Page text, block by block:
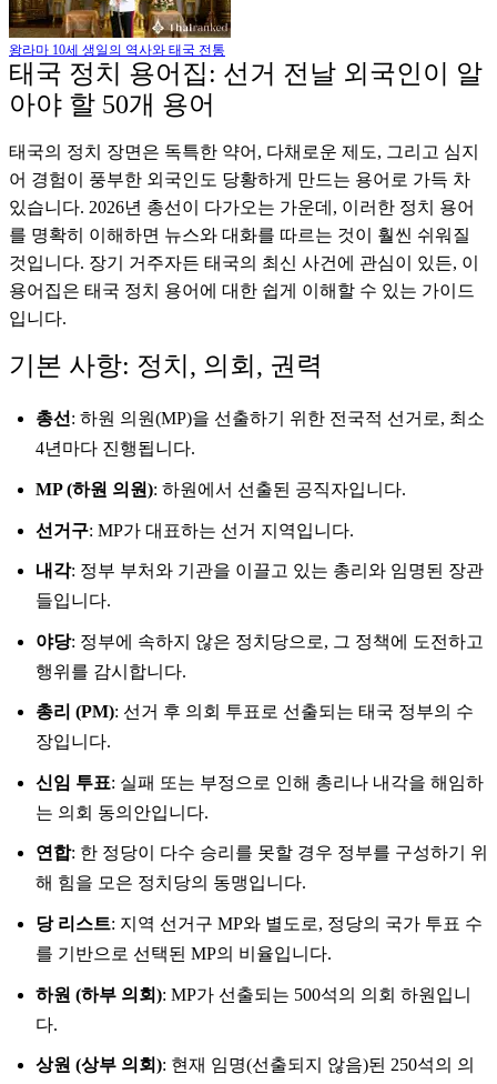
왕라마 10세 생일의 역사와 태국 전통
태국 정치 용어집: 선거 전날 외국인이 알
아야 할 50개 용어
태국의 정치 장면은 독특한 약어, 다채로운 제도, 그리고 심지
어 경험이 풍부한 외국인도 당황하게 만드는 용어로 가득 차
있습니다. 2026년 총선이 다가오는 가운데, 이러한 정치 용어
를 명확히 이해하면 뉴스와 대화를 따르는 것이 훨씬 쉬워질
것입니다. 장기 거주자든 태국의 최신 사건에 관심이 있든, 이
용어집은 태국 정치 용어에 대한 쉽게 이해할 수 있는 가이드
입니다.
기본 사항: 정치, 의회, 권력
총선 : 하원 의원(MP)을 선출하기 위한 전국적 선거로, 최소
4년마다 진행됩니다.
MP (하원 의원): 하원에서 선출된 공직자입니다.
선거구: MP가 대표하는 선거 지역입니다.
내각: 정부 부처와 기관을 이끌고 있는 총리와 임명된 장관
들입니다.
야당: 정부에 속하지 않은 정치당으로, 그 정책에 도전하고
행위를 감시합니다.
총리 (PM): 선거 후 의회 투표로 선출되는 태국 정부의 수
장입니다.
신임 투표: 실패 또는 부정으로 인해 총리나 내각을 해임하
는 의회 동의안입니다.
연합: 한 정당이 다수 승리를 못할 경우 정부를 구성하기 위
해 힘을 모은 정치당의 동맹입니다.
당 리스트: 지역 선거구 MP와 별도로, 정당의 국가 투표 수
를 기반으로 선택된 MP의 비율입니다.
하원 (하부 의회): MP가 선출되는 500석의 의회 하원입니
다.
상원 (상부 의회): 현재 임명(선출되지 않음)된 250석의 의